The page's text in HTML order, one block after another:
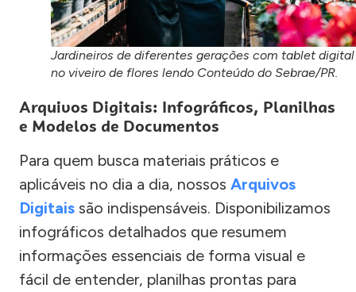
Jardineiros de diferentes gerações com tablet digital
no viveiro de flores lendo Conteúdo do Sebrae/PR.
Arquivos Digitais: Infográficos, Planilhas
e Modelos de Documentos
Para quem busca materiais práticos e
aplicáveis no dia a dia, nossos Arquivos
Digitais são indispensáveis. Disponibilizamos
infográficos detalhados que resumem
informações essenciais de forma visual e
fácil de entender, planilhas prontas para